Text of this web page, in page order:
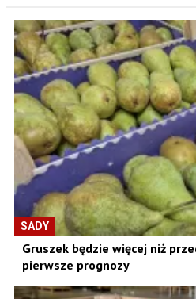
SADY
Gruszek będzie więcej niż
pierwsze prognozy